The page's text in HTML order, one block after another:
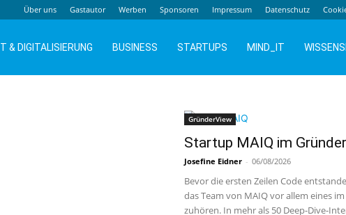
Über uns Gastautor Werben Sponsoren Impressum Datenschutz
IT & DIGITALISIERUNG BUSINESS STARTUPS MIND_IT
GründerView
Startup MAIQ im
Josefine Eidner - 06/08/2026
Bevor die ersten Zeilen Code
das Team von MAIQ vor allem eines
zuhören. In mehr als 50 Deep-Dive-